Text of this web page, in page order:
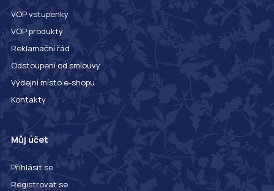
VOP vstupenky
VOP produkty
Reklamační řád
Odstoupení od smlouvy
Výdejní místo e-shopu
Kontakty
Můj účet
Přihlásit se
Registrovat se